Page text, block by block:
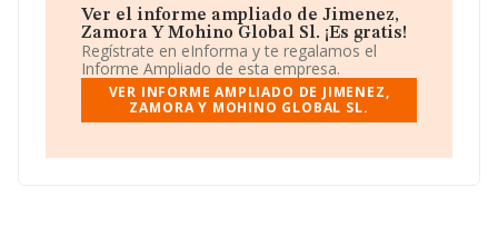
acondicionado'. La empresa no tiene actividad en
mercados exteriores.
La empresa españolaJiménez, Zamora y Mohino
Global S.L, con NIF B88705652, se encuentra en Plaza
Constitucion (el Palmar) núm. 4 Bj, (30120), en el
municipio de El Palmar O Lugar De Don Juan, Murcia.
Con los datos a disposición de INFORMA sobre 30.641
Ver el informe ampliado de Jimenez,
Zamora Y Mohino Global Sl. ¡Es gratis!
Regístrate en eInforma y te regalamos el
Informe Ampliado de esta empresa.
VER INFORME AMPLIADO DE JIMENEZ,
ZAMORA Y MOHINO GLOBAL SL.